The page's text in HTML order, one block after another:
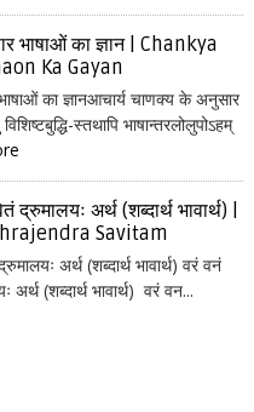
भाषाओं का ज्ञान | Chankya
Ka Gayan
का ज्ञानआचार्य चाणक्य के अनुसार
स्तथापि भाषान्तरलोलुपोऽहम्
अर्थ (शब्दार्थ भावार्थ) |
Savitam
अर्थ (शब्दार्थ भावार्थ) वरं वनं
अर्थ (शब्दार्थ भावार्थ) वरं वन...